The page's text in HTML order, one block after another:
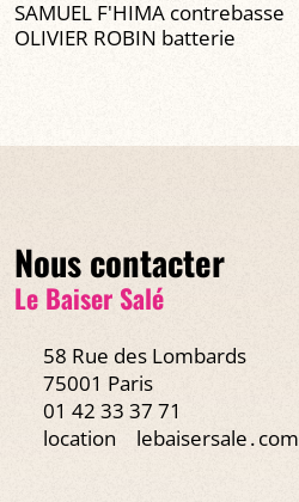
SAMUEL F'HIMA contrebasse
OLIVIER ROBIN batterie
Nous contacter
Le Baiser Salé
58 Rue des Lombards
75001 Paris
01 42 33 37 71
location
lebaisersale․com